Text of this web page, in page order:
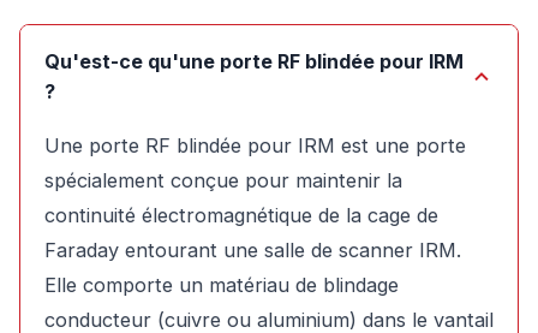
Qu'est-ce qu'une porte RF blindée pour IRM
?
Une porte RF blindée pour IRM est une porte
spécialement conçue pour maintenir la
continuité électromagnétique de la cage de
Faraday entourant une salle de scanner IRM.
Elle comporte un matériau de blindage
conducteur (cuivre ou aluminium) dans le vantail